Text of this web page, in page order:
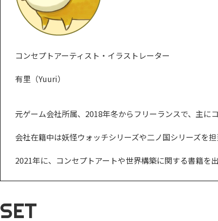
コンセプトアーティスト・イラストレーター
有里（Yuuri）
元ゲーム会社所属、2018年冬からフリーランスで、主に
会社在籍中は妖怪ウォッチシリーズや二ノ国シリーズを
2021年に、コンセプトアートや世界構築に関する書籍を
SET